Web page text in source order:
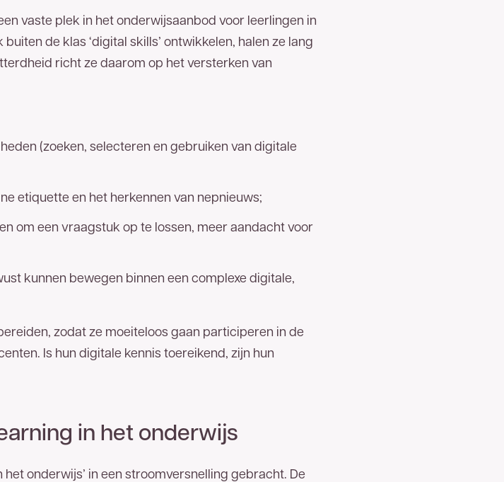
vaste plek in het onderwijsaanbod voor leerlingen in
de klas ‘digital skills’ ontwikkelen, halen ze lang
richt ze daarom op het versterken van
(zoeken, selecteren en gebruiken van digitale
etiquette en het herkennen van nepnieuws;
om een vraagstuk op te lossen, meer aandacht voor
kunnen bewegen binnen een complexe digitale,
zodat ze moeiteloos gaan participeren in de
Is hun digitale kennis toereikend, zijn hun
in het onderwijs
onderwijs’ in een stroomversnelling gebracht. De